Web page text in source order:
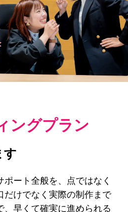
ングプラン
す
ート全般を、点ではなく
だけでなく実際の制作まで
、早くて確実に進められる